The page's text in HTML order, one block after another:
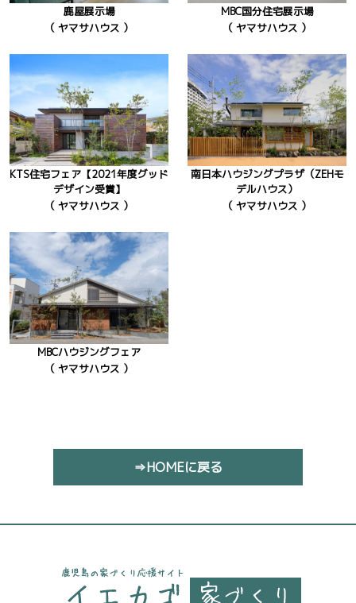
鹿屋展示場
（ ヤマサハウス ）
MBC国分住宅展示場
（ ヤマサハウス ）
KTS住宅フェア【2021年度グッド
デザイン受賞】
（ ヤマサハウス ）
南日本ハウジングプラザ（ZEHモ
デルハウス）
（ ヤマサハウス ）
MBCハウジングフェア
（ ヤマサハウス ）
⇒HOMEに戻る